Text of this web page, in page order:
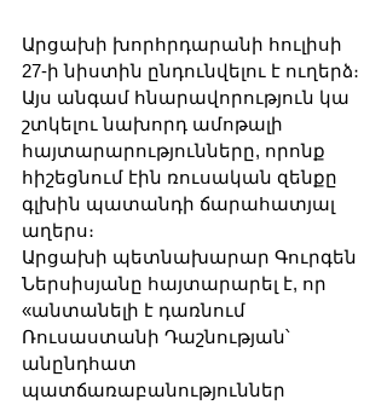
Արցախի խորհրդարանի հուլիսի
27-ի նիստին ընդունվելու է ուղերձ։
Այս անգամ հնարավորություն կա
շտկելու նախորդ ամոթալի
հայտարարությունները, որոնք
հիշեցնում էին ռուսական զենքը
գլխին պատանդի ճարահատյալ
աղերս։
Արցախի պետնախարար Գուրգեն
Ներսիսյանը հայտարարել է, որ
«անտանելի է դառնում
Ռուսաստանի Դաշնության՝
անընդհատ
պատճառաբանություններ